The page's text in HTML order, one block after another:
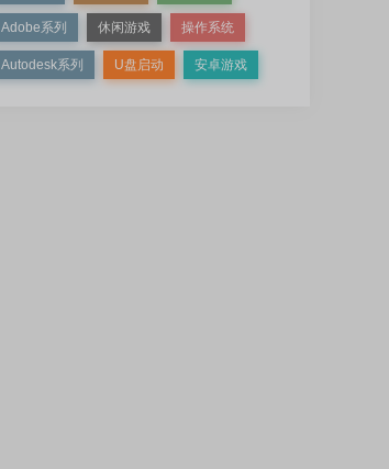
Adobe系列 休闲游戏 操作系统
Autodesk系列 U盘启动 安卓游戏